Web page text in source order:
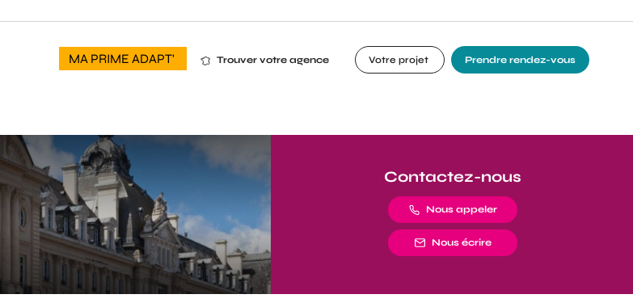
MA PRIME ADAPT' Trouver votre agence Votre projet Prendre rendez-vous
Contactez-nous
Nous appeler
Nous écrire